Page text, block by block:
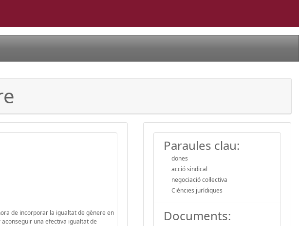
de incorporar la igualtat de gènere en
aconseguir una efectiva igualtat de
Paraules clau:
dones
acció sindical
negociació col·lectiva
Ciències jurídiques
Documents: